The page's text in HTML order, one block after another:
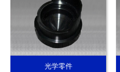
光学零件